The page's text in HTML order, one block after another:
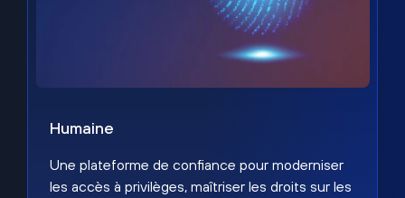
Humaine
Une plateforme de confiance pour moderniser
les accès à privilèges, maîtriser les droits sur les